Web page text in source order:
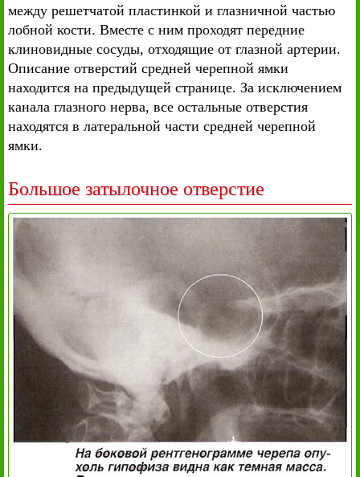
между решетчатой пластинкой и глазничной частью
лобной кости. Вместе с ним проходят передние
клиновидные сосуды, отходящие от глазной артерии.
Описание отверстий средней черепной ямки
находится на предыдущей странице. За исключением
канала глазного нерва, все остальные отверстия
находятся в латеральной части средней черепной
ямки.
Большое затылочное отверстие